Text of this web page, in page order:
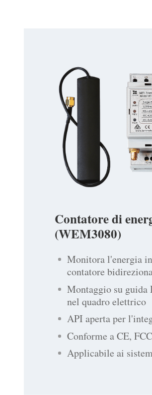
Contatore di
(WEM3080)
Monitora l'energia
contatore
Montaggio su
nel quadro elettrico
API aperta per
Conforme a CE,
Applicabile ai